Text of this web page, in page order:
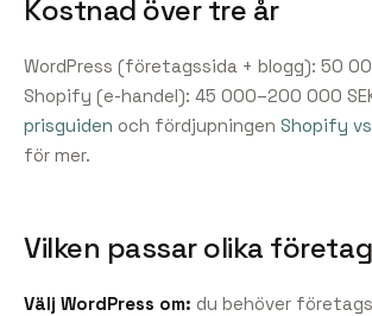
Kostnad över tre år
WordPress (företagssida + blogg): 50
Shopify (e-handel): 45 000–200 000
prisguiden och fördjupningen Shopify
för mer.
Vilken passar olika
Välj WordPress om: du behöver